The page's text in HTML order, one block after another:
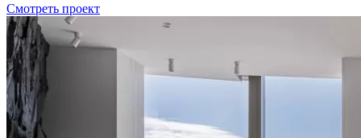
Смотреть проект